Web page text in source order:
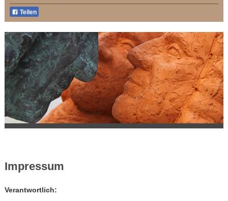
Teilen
Impressum
Verantwortlich: